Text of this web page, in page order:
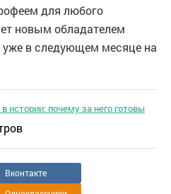
для любого
новым обладателем
уже в следующем месяце на
почему за него готовы
Вконтакте